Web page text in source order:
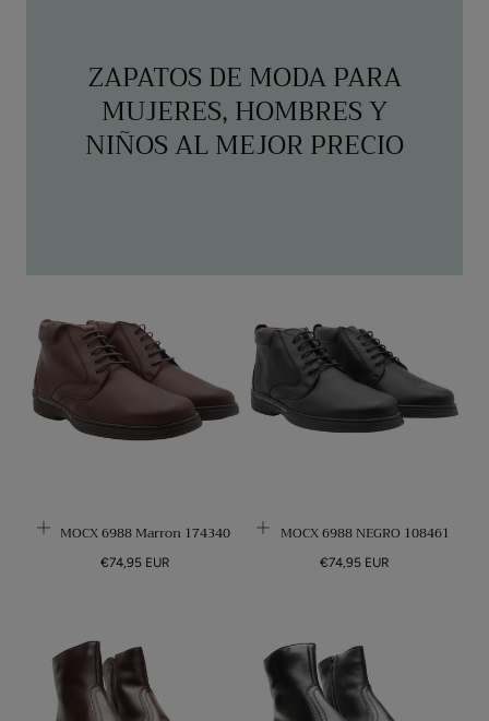
ZAPATOS DE MODA PARA
MUJERES, HOMBRES Y
NIÑOS AL MEJOR PRECIO
PRIMOCX 6988 Marron 174340
Precio
€74,95 EUR
PRIMOCX 6988 NEGRO 108461
Precio
€74,95 EUR